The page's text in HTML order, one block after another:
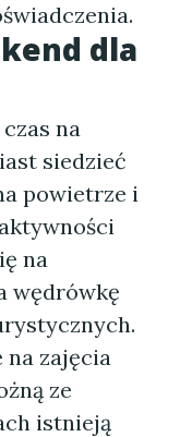
dla
na
siedzieć
powietrze i
na
wędrówkę
na zajęcia
ze
istnieją